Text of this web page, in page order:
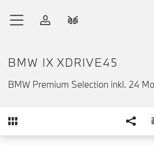
Anmelden
BMW IX XDRIVE45
BMW Premium Selection inkl. 24